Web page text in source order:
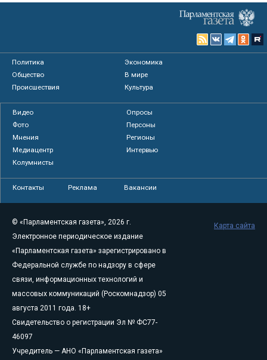
Политика
Экономика
Общество
В мире
Происшествия
Культура
Видео
Опросы
Фото
Персоны
Мнения
Регионы
Медиацентр
Интервью
Колумнисты
Контакты Реклама Вакансии
© «Парламентская газета», 2026 г.
Электронное периодическое издание
«Парламентская газета» зарегистрировано в
Федеральной службе по надзору в сфере
связи, информационных технологий и
массовых коммуникаций (Роскомнадзор) 05
августа 2011 года. 18+
Свидетельство о регистрации Эл № ФС77-
46097
Учредитель — АНО «Парламентская газета»
Карта сайта